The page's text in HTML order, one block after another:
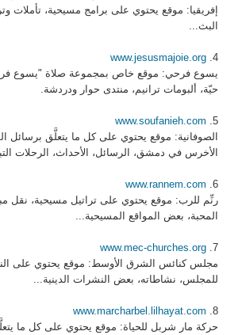
إفريقيا: موقع يحتوي على برامج مسيحية، تأملات
البث...
4.
www.jesusmajoie.org
يسوع فرحي: موقع خاص بمجموعة صلاة "يسوع
حيّة، ألبومات ترانيم، منتدى حوار ودردشة.
5.
www.soufanieh.com
الصوفانية: موقع يحتوي على كل ما يتعلَّق برسائل
الأخرس في دمشق، الرسائل، الأحداث، الرحلات
6.
www.rannem.com
رنِّم للرب: موقع يحتوي على تراتيل مسيحية، نقل
المحبة، بعض المواقع المسيحية...
7.
www.mec-churches.org
مجلس كنائس الشرق الأوسط: موقع يحتوي على
للمجلس، نشاطاته، بعض النشرات الدينية...
8.
www.marcharbel.lilhayat.com
حركة مار شربل للحياة: موقع يحتوي على كل ما